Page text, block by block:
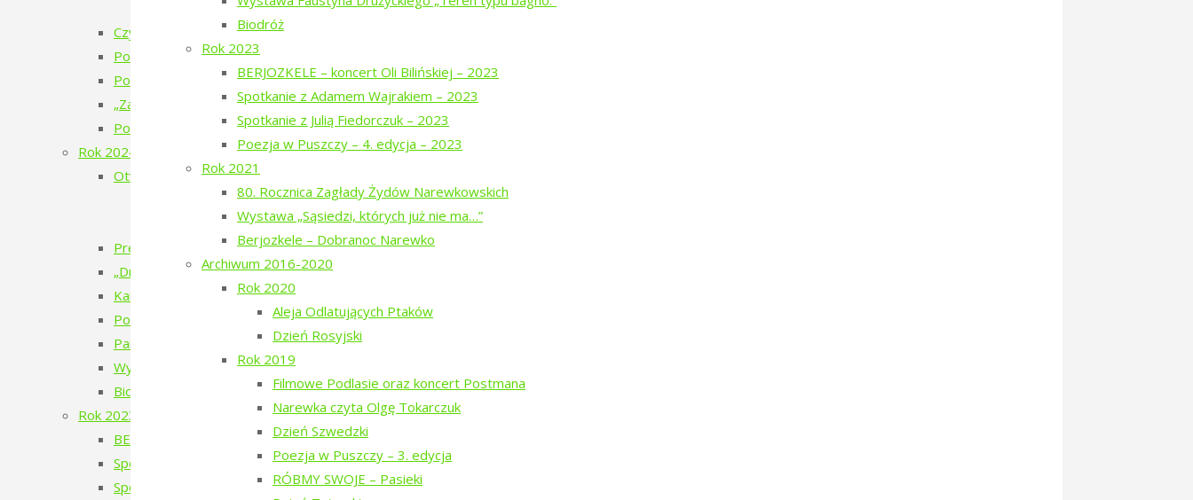
Biodróż
Rok 2023
BERJOZKELE – koncert Oli Bilińskiej – 2023
Spotkanie z Adamem Wajrakiem – 2023
Spotkanie z Julią Fiedorczuk – 2023
Poezja w Puszczy – 4. edycja – 2023
Rok 2021
80. Rocznica Zagłady Żydów Narewkowskich
Wystawa „Sąsiedzi, których już nie ma…”
Berjozkele – Dobranoc Narewko
Archiwum 2016-2020
Rok 2020
Aleja Odlatujących Ptaków
Dzień Rosyjski
Rok 2019
Filmowe Podlasie oraz koncert Postmana
Narewka czyta Olgę Tokarczuk
Dzień Szwedzki
Poezja w Puszczy – 3. edycja
RÓBMY SWOJE – Pasieki
„Bieżeństwo 1915” – premiera spektaklu
Czytanie Puszczy – cykl filmów
Pokaz filmu „Bieżeńcy 1915-1922” i spacer z Teatrem Chodzonym
Poezja w Puszczy – 6. edycja – 2025
„Zatrzymać ulotne” – warsztaty pracy twórczej z pamięcią
Pokaz filmu „Doktor” Beaty Hyży-Czołpińskiej
Rok 2024
Otwarcie wystawy – Bieżeństwo 1915
Bieżeństwo – zapomniane uchodźstwo
Bezhenstvo – the exile / Бежанства
Premiera książki poetyckiej Julii Fiedorczuk „Glif”
„Drobny kruchy człowiek”
Kamienie musiały polecieć – spotkanie z Anetą Prymaką
Poezja w Puszczy – 5. edycja – 2024
Pan Les
Wystawa Faustyna Drużyckiego „Teren typu bagno.”
Biodróż
Rok 2023
BERJOZKELE – koncert Oli Bilińskiej – 2023
Spotkanie z Adamem Wajrakiem – 2023
Spotkanie z Julią Fiedorczuk – 2023